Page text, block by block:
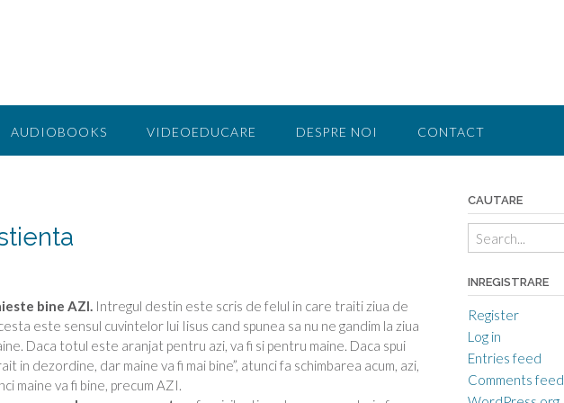
AUDIOBOOKS VIDEOEDUCARE DESPRE NOI CONTACT
bine AZI.Intregul destin este scris de felul in care traiti ziua de
este sensul cuvintelor lui Iisus cand spunea sa nu ne gandim la ziua
Daca totul este aranjat pentru azi, va fi si pentru maine. Daca spui
in dezordine, dar maine va fi mai bine”, atunci fa schimbarea acum, azi,
maine va fi bine, precum AZI.
CAUTARE
INREGISTRARE
Register
Log in
Entries feed
Comments feed